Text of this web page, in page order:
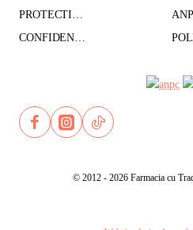
PROTECTIA DATELOR CU CARACTER PERSONAL
CONFIDENTIALITATE GDPR
© 2012 - 2026 Farmacia cu